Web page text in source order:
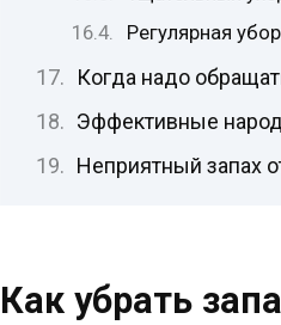
Регулярная
Когда надо
Эффективные
Неприятный запах
Как убрать